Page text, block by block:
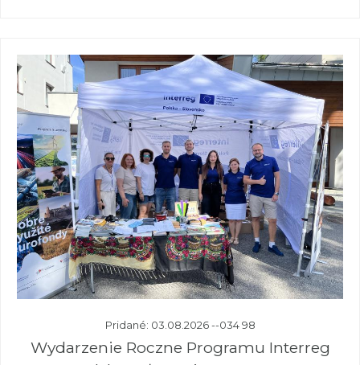
Pridané: 03.08.2026 --034 98
Wydarzenie Roczne Programu Interreg